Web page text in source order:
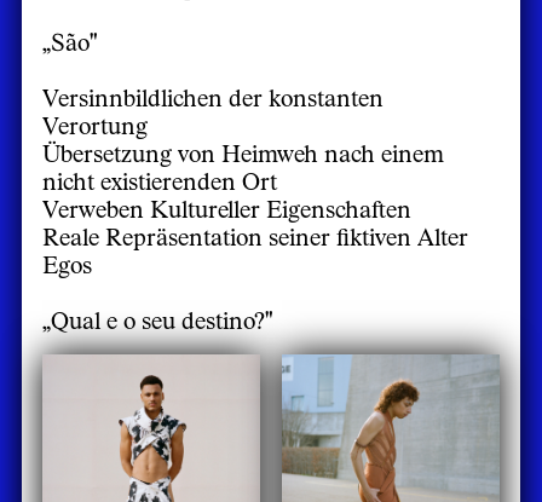
„São"
Versinnbildlichen der konstanten
Verortung
Übersetzung von Heimweh nach einem
nicht existierenden Ort
Verweben Kultureller Eigenschaften
Reale Repräsentation seiner fiktiven Alter
Egos
„Qual e o seu destino?"